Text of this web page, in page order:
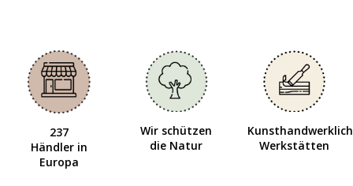
237
Händler in
Europa
Wir schützen
die Natur
Werkstätten